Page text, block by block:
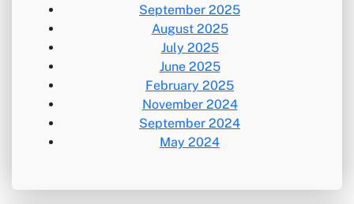
September 2025
August 2025
July 2025
June 2025
February 2025
November 2024
September 2024
May 2024